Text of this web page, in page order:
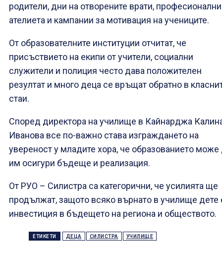
родители, дни на отворените врати, професионални
ателиета и кампании за мотивация на учениците.
От образователните институции отчитат, че
присъствието на екипи от учители, социални
служители и полиция често дава положителен
резултат и много деца се връщат обратно в
стаи.
Според директора на училище в Кайнарджа
Иванова все по-важно става изграждането на
увереност у младите хора, че образованието може
им осигури бъдеще и реализация.
От РУО – Силистра са категорични, че усилията ще
продължат, защото всяко върнато в училище дете
инвестиция в бъдещето на региона и обществото.
ЕТИКЕТИ ДЕЦА СИЛИСТРА УЧИЛИЩЕ